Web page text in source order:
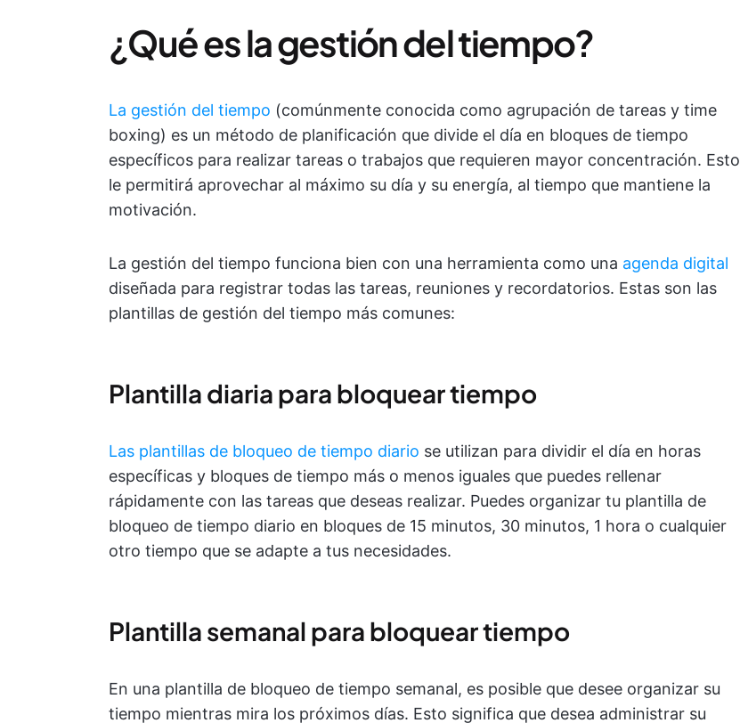
¿Qué es la gestión del tiempo?
La gestión del tiempo (comúnmente conocida como agrupación de tareas y time
boxing) es un método de planificación que divide el día en bloques de tiempo
específicos para realizar tareas o trabajos que requieren mayor concentración. Esto
le permitirá aprovechar al máximo su día y su energía, al tiempo que mantiene la
motivación.
La gestión del tiempo funciona bien con una herramienta como una agenda digital
diseñada para registrar todas las tareas, reuniones y recordatorios. Estas son las
plantillas de gestión del tiempo más comunes:
Plantilla diaria para bloquear tiempo
Las plantillas de bloqueo de tiempo diario se utilizan para dividir el día en horas
específicas y bloques de tiempo más o menos iguales que puedes rellenar
rápidamente con las tareas que deseas realizar. Puedes organizar tu plantilla de
bloqueo de tiempo diario en bloques de 15 minutos, 30 minutos, 1 hora o cualquier
otro tiempo que se adapte a tus necesidades.
Plantilla semanal para bloquear tiempo
En una plantilla de bloqueo de tiempo semanal, es posible que desee organizar su
tiempo mientras mira los próximos días. Esto significa que desea administrar su